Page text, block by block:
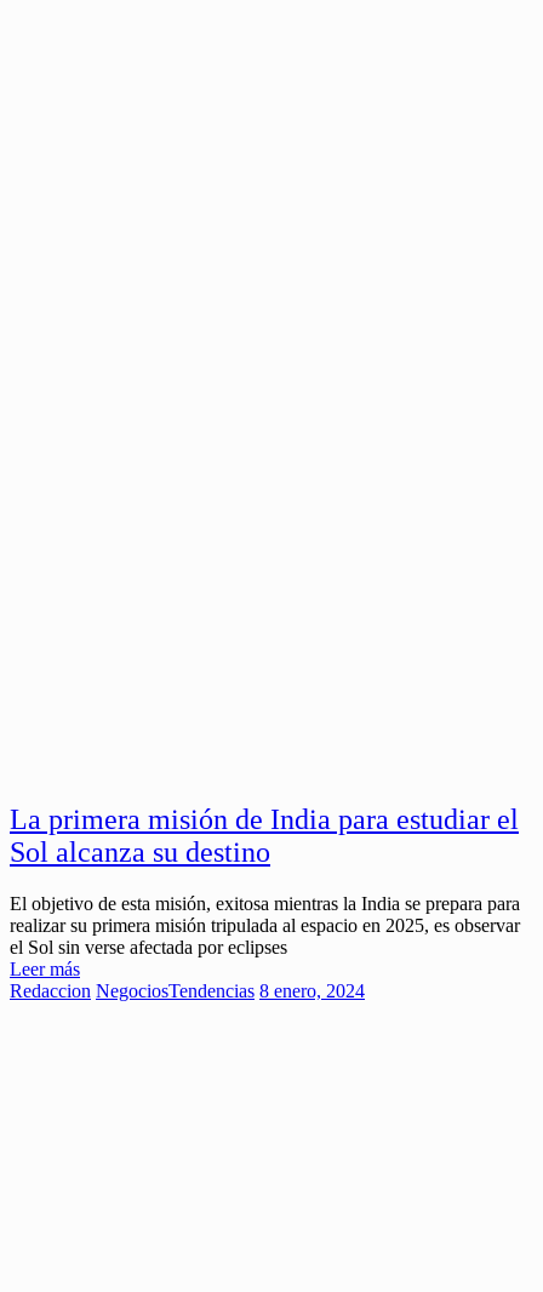
La primera misión de India para estudiar el
Sol alcanza su destino
El objetivo de esta misión, exitosa mientras la India se prepara para
realizar su primera misión tripulada al espacio en 2025, es observar
el Sol sin verse afectada por eclipses
Leer más
Redaccion NegociosTendencias 8 enero, 2024